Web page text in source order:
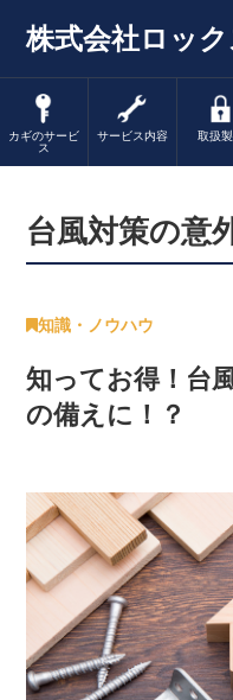
株式会社ロッ
カギのサービ
ス
サービス内容 取扱
台風対策の意
知識・ノウハウ
知ってお得！台
の備えに！？